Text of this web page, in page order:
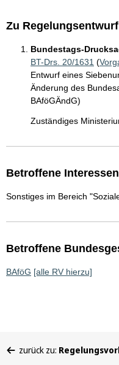
Zu Regelungsentwurf
Bundestags-
BT-Drs. 20/1631 (
Entwurf eines
Änderung des
BAföGÄndG)
Zuständiges
Betroffene
Sonstiges im Bereich
Betroffene
BAföG [alle RV hierzu]
befinden
zurück zu: